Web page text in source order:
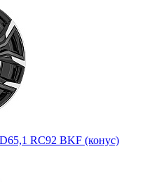
RC92 BKF (конус)